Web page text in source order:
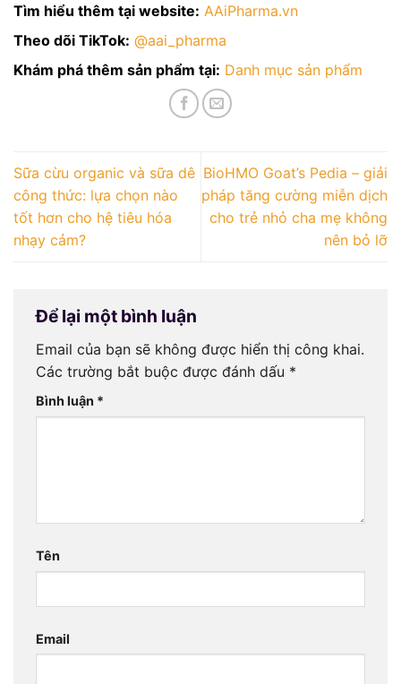
Tìm hiểu thêm tại website: AAiPharma.vn
Theo dõi TikTok: @aai_pharma
Khám phá thêm sản phẩm tại: Danh mục sản phẩm
Sữa cừu organic và sữa dê
công thức: lựa chọn nào
tốt hơn cho hệ tiêu hóa
nhạy cảm?
BioHMO Goat’s Pedia – giải
pháp tăng cường miễn dịch
cho trẻ nhỏ cha mẹ không
nên bỏ lỡ
Để lại một bình luận
Email của bạn sẽ không được hiển thị công khai.
Các trường bắt buộc được đánh dấu *
Bình luận *
Tên
Email